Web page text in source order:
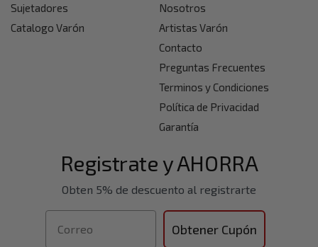
Sujetadores
Catalogo Varón
Nosotros
Artistas Varón
Contacto
Preguntas Frecuentes
Terminos y Condiciones
Política de Privacidad
Garantía
Registrate y AHORRA
Obten 5% de descuento al registrarte
Correo
Obtener Cupón